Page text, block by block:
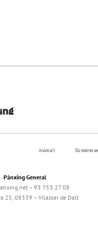
Anúncia’t Els nostres
Pànxing General
– 93 753 27 08
25, 08339 – Vilassar de Dalt